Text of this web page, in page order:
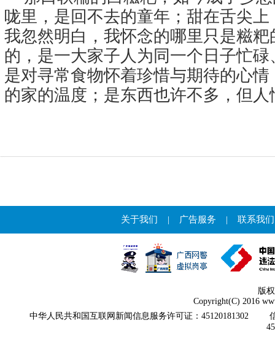
咙里，是回不去的童年；甜在舌尖
我忽然明白，我怀念的哪里只是糍
的，是一大家子人为同一个日子忙
是对寻常食物怀着珍惜与期待的心
的家的温度；是东西也许不多，但
关于我们 | 广告服务 | 联系我们
版
Copyright(C) 2016
中华人民共和国互联网新闻信息服务许可证：45120181302